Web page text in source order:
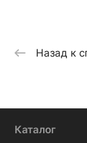
Назад к
Каталог